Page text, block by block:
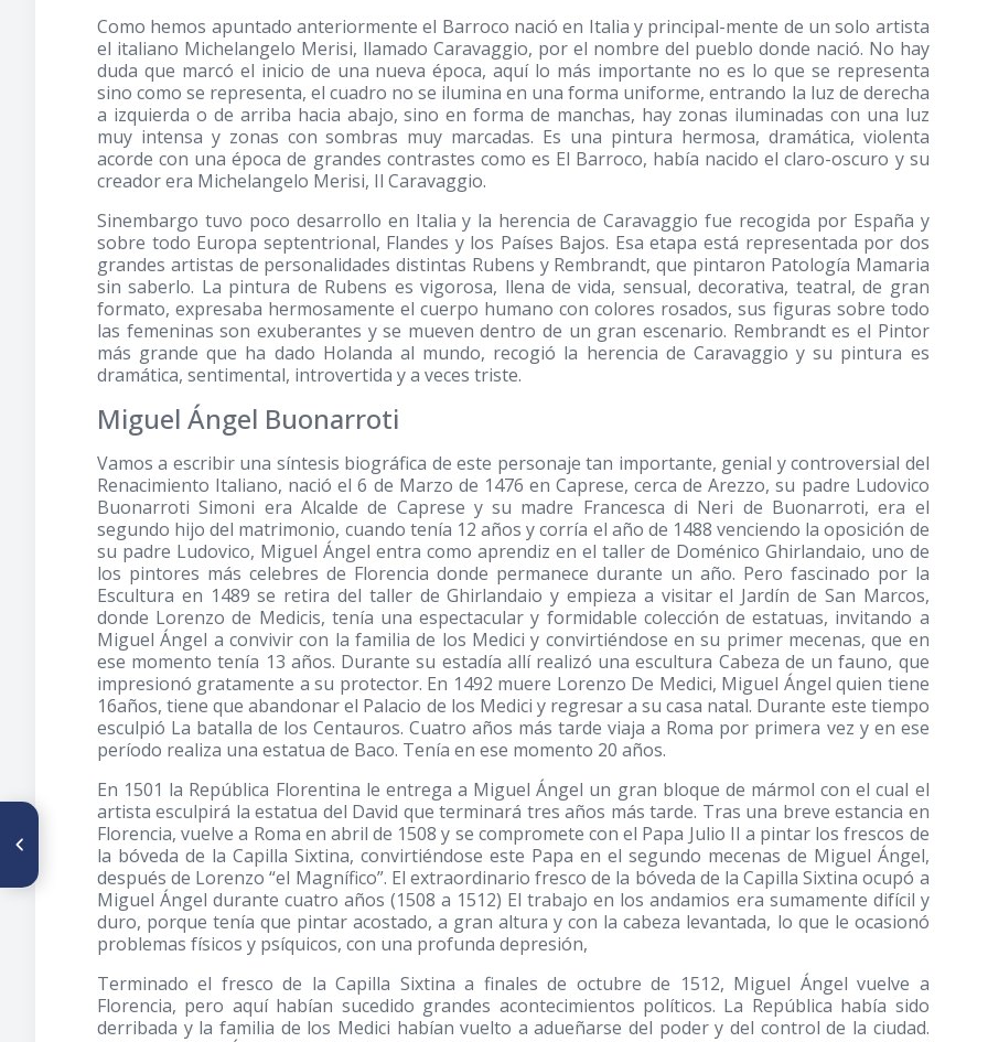
Como hemos apuntado anteriormente el Barroco nació en Italia y principal-mente de un solo artista
el italiano Michelangelo Merisi, llamado Caravaggio, por el nombre del pueblo donde nació. No hay
duda que marcó el inicio de una nueva época, aquí lo más importante no es lo que se representa
sino como se representa, el cuadro no se ilumina en una forma uniforme, entrando la luz de derecha
a izquierda o de arriba hacia abajo, sino en forma de manchas, hay zonas iluminadas con una luz
muy intensa y zonas con sombras muy marcadas. Es una pintura hermosa, dramática, violenta
acorde con una época de grandes contrastes como es El Barroco, había nacido el claro-oscuro y su
creador era Michelangelo Merisi, Il Caravaggio.
Sinembargo tuvo poco desarrollo en Italia y la herencia de Caravaggio fue recogida por España y
sobre todo Europa septentrional, Flandes y los Países Bajos. Esa etapa está representada por dos
grandes artistas de personalidades distintas Rubens y Rembrandt, que pintaron Patología Mamaria
sin saberlo. La pintura de Rubens es vigorosa, llena de vida, sensual, decorativa, teatral, de gran
formato, expresaba hermosamente el cuerpo humano con colores rosados, sus figuras sobre todo
las femeninas son exuberantes y se mueven dentro de un gran escenario. Rembrandt es el Pintor
más grande que ha dado Holanda al mundo, recogió la herencia de Caravaggio y su pintura es
dramática, sentimental, introvertida y a veces triste.
Miguel Ángel Buonarroti
Vamos a escribir una síntesis biográfica de este personaje tan importante, genial y controversial del
Renacimiento Italiano, nació el 6 de Marzo de 1476 en Caprese, cerca de Arezzo, su padre Ludovico
Buonarroti Simoni era Alcalde de Caprese y su madre Francesca di Neri de Buonarroti, era el
segundo hijo del matrimonio, cuando tenía 12 años y corría el año de 1488 venciendo la oposición de
su padre Ludovico, Miguel Ángel entra como aprendiz en el taller de Doménico Ghirlandaio, uno de
los pintores más celebres de Florencia donde permanece durante un año. Pero fascinado por la
Escultura en 1489 se retira del taller de Ghirlandaio y empieza a visitar el Jardín de San Marcos,
donde Lorenzo de Medicis, tenía una espectacular y formidable colección de estatuas, invitando a
Miguel Ángel a convivir con la familia de los Medici y convirtiéndose en su primer mecenas, que en
ese momento tenía 13 años. Durante su estadía allí realizó una escultura Cabeza de un fauno, que
impresionó gratamente a su protector. En 1492 muere Lorenzo De Medici, Miguel Ángel quien tiene
16años, tiene que abandonar el Palacio de los Medici y regresar a su casa natal. Durante este tiempo
esculpió La batalla de los Centauros. Cuatro años más tarde viaja a Roma por primera vez y en ese
período realiza una estatua de Baco. Tenía en ese momento 20 años.
En 1501 la República Florentina le entrega a Miguel Ángel un gran bloque de mármol con el cual el
artista esculpirá la estatua del David que terminará tres años más tarde. Tras una breve estancia en
Florencia, vuelve a Roma en abril de 1508 y se compromete con el Papa Julio II a pintar los frescos de
la bóveda de la Capilla Sixtina, convirtiéndose este Papa en el segundo mecenas de Miguel Ángel,
después de Lorenzo “el Magnífico”. El extraordinario fresco de la bóveda de la Capilla Sixtina ocupó a
Miguel Ángel durante cuatro años (1508 a 1512) El trabajo en los andamios era sumamente difícil y
duro, porque tenía que pintar acostado, a gran altura y con la cabeza levantada, lo que le ocasionó
problemas físicos y psíquicos, con una profunda depresión,
Terminado el fresco de la Capilla Sixtina a finales de octubre de 1512, Miguel Ángel vuelve a
Florencia, pero aquí habían sucedido grandes acontecimientos políticos. La República había sido
derribada y la familia de los Medici habían vuelto a adueñarse del poder y del control de la ciudad.
ARTÍCULO ANTERIOR
Ética y bioética en educación
médica